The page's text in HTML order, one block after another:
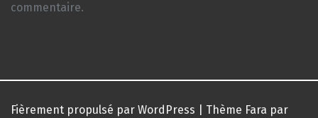
commentaire.
Fièrement propulsé par WordPress Thème Fara par